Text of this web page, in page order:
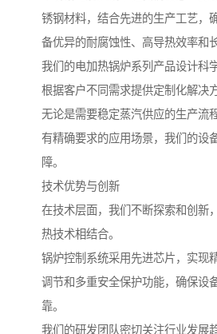
锈钢材料，结合先进的生产工艺，
备优异的耐腐蚀性、高导热效率和
我们的电加热锅炉系列产品设计科
根据客户不同需求提供定制化解决方
无论是需要稳定蒸汽供应的生产流
有精确要求的应用场景，我们的设
障。
技术优势与创新
在技术层面，我们不断探索和创新
热技术相结合。
锅炉控制系统采用先进芯片，实现
调节和多重安全保护功能，确保设
靠。
我们的研发团队密切关注行业发展